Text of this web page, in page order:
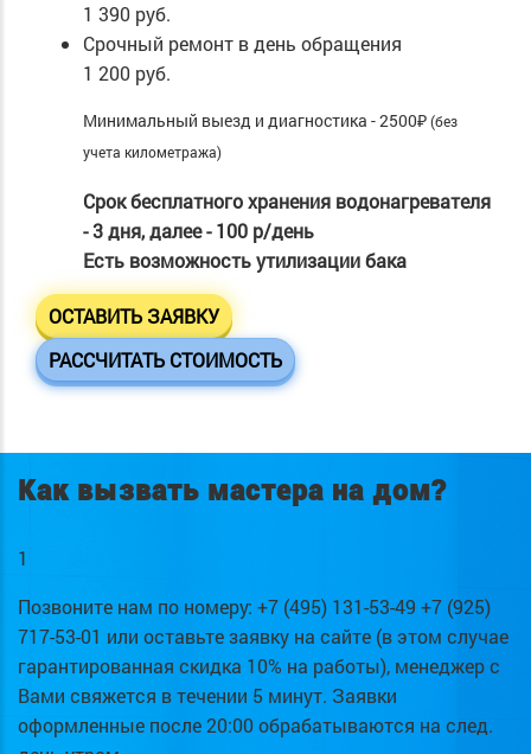
1 390 руб.
Срочный ремонт в день обращения
1 200 руб.
Минимальный выезд и диагностика - 2500₽ (без
учета километража)
Срок бесплатного хранения водонагревателя
- 3 дня, далее - 100 р/день
Есть возможность утилизации бака
ОСТАВИТЬ ЗАЯВКУ
РАССЧИТАТЬ СТОИМОСТЬ
Как вызвать мастера на дом?
1
Позвоните нам по номеру: +7 (495) 131-53-49 +7 (925)
717-53-01 или оставьте заявку на сайте (в этом случае
гарантированная скидка 10% на работы), менеджер с
Вами свяжется в течении 5 минут. Заявки
оформленные после 20:00 обрабатываются на след.